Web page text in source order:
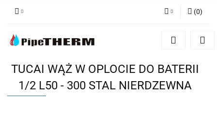
Zaloguj się
Dodaj zgłoszenie
(0)
TUCAI WĄŻ W OPLOCIE DO BATERII
1/2 L50 - 300 STAL NIERDZEWNA